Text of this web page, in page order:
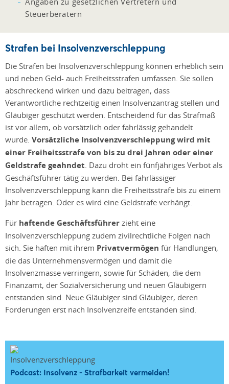
Steuerberatern
Strafen bei Insolvenzverschleppung
Die Strafen bei Insolvenzverschleppung können erheblich sein
und neben Geld- auch Freiheitsstrafen umfassen. Sie sollen
abschreckend wirken und dazu beitragen, dass
Verantwortliche rechtzeitig einen Insolvenzantrag stellen und
Gläubiger geschützt werden. Entscheidend für das Strafmaß
ist vor allem, ob vorsätzlich oder fahrlässig gehandelt
wurde. Vorsätzliche Insolvenzverschleppung wird mit
einer Freiheitsstrafe von bis zu drei Jahren oder einer
Geldstrafe geahndet . Dazu droht ein fünfjähriges Verbot als
Geschäftsführer tätig zu werden. Bei fahrlässiger
Insolvenzverschleppung kann die Freiheitsstrafe bis zu einem
Jahr betragen. Oder es wird eine Geldstrafe verhängt.
Für haftende Geschäftsführer zieht eine
Insolvenzverschleppung zudem zivilrechtliche Folgen nach
sich. Sie haften mit ihrem Privatvermögen für Handlungen,
die das Unternehmensvermögen und damit die
Insolvenzmasse verringern, sowie für Schäden, die dem
Finanzamt, der Sozialversicherung und neuen Gläubigern
entstanden sind. Neue Gläubiger sind Gläubiger, deren
Forderungen erst nach Insolvenzreife entstanden sind.
Podcast: Insolvenz - Strafbarkeit vermeiden!